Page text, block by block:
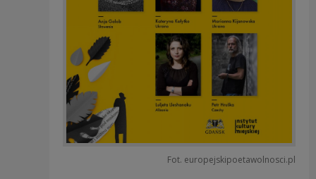
Fot. europejskipoetawolnosci.pl